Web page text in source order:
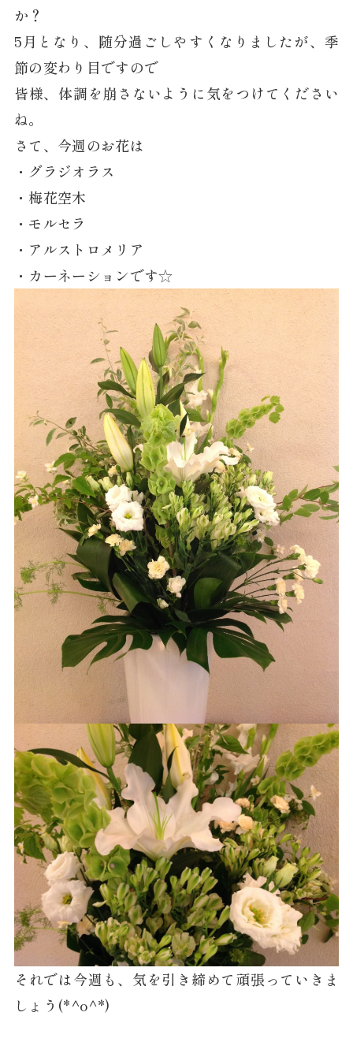
か？
5月となり、随分過ごしやすくなりましたが、季
節の変わり目ですので
皆様、体調を崩さないように気をつけてください
ね。
さて、今週のお花は
・グラジオラス
・梅花空木
・モルセラ
・アルストロメリア
・カーネーションです☆
それでは今週も、気を引き締めて頑張っていきま
しょう(*^o^*)